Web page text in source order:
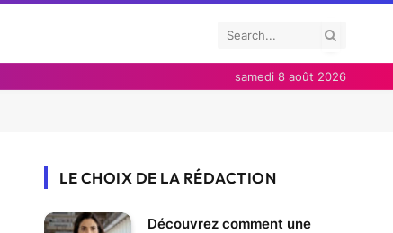
samedi 8 août 2026
LE CHOIX DE LA RÉDACTION
Découvrez comment une